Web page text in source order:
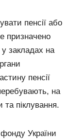
пенсії або
призначено
у закладах на
пенсії
на
та піклування.
України